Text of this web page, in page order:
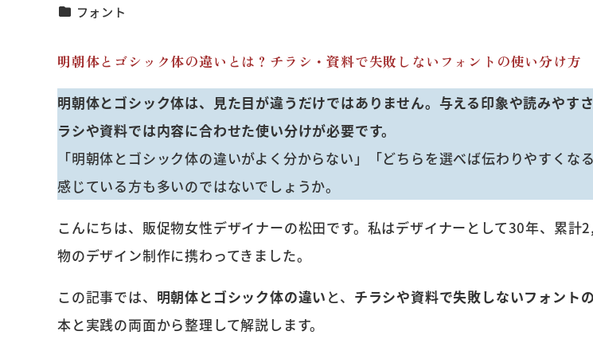
【プロ直伝】差がつくカテゴリ
フォント
明朝体とゴシック体の違いとは？チラシ・資料で失敗しないフォントの使い分け方
明朝体とゴシック体は、見た目が違うだけではありません。与える印象や読みやす
ラシや資料では内容に合わせた使い分けが必要です。
「明朝体とゴシック体の違いがよく分からない」「どちらを選べば伝わりやすくな
感じている方も多いのではないでしょうか。
こんにちは、販促物女性デザイナーの松田です。私はデザイナーとして30年、累計
物のデザイン制作に携わってきました。
この記事では、 明朝体とゴシック体の違い と、 チラシや資料で失敗しないフォント
本と実践の両面から整理して解説します。